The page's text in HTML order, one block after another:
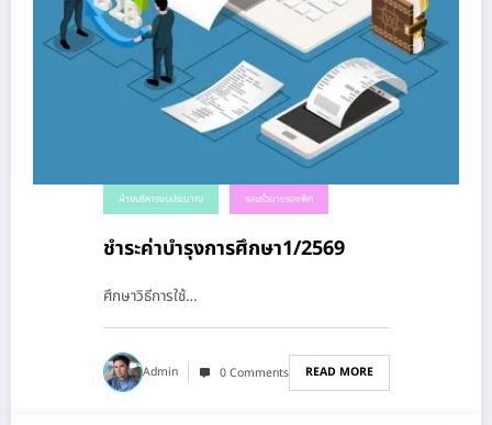
ฝ่ายบริหารงบประมาณ รอบรั้วนางรองพิท
ชำระค่าบำรุงการศึกษา1/2569
ศึกษาวิธีการใช้…
Admin 0 Comments READ MORE